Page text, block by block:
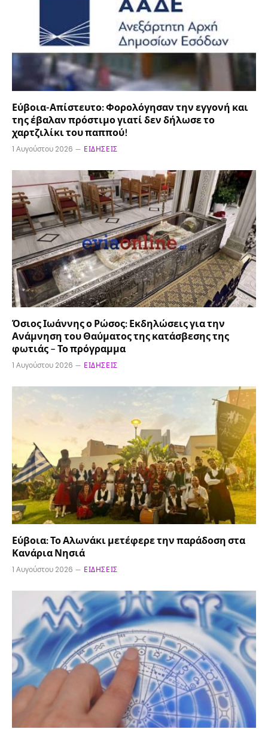
Εύβοια-Απίστευτο: Φορολόγησαν την εγγονή και
της έβαλαν πρόστιμο γιατί δεν δήλωσε το
χαρτζιλίκι του παππού!
1 Αυγούστου 2026 ΕΙΔΉΣΕΙΣ
Όσιος Ιωάννης ο Ρώσος: Εκδηλώσεις για την
Ανάμνηση του Θαύματος της κατάσβεσης της
φωτιάς – Το πρόγραμμα
1 Αυγούστου 2026 ΕΙΔΉΣΕΙΣ
Εύβοια: Το Αλωνάκι μετέφερε την παράδοση στα
Κανάρια Νησιά
1 Αυγούστου 2026 ΕΙΔΉΣΕΙΣ